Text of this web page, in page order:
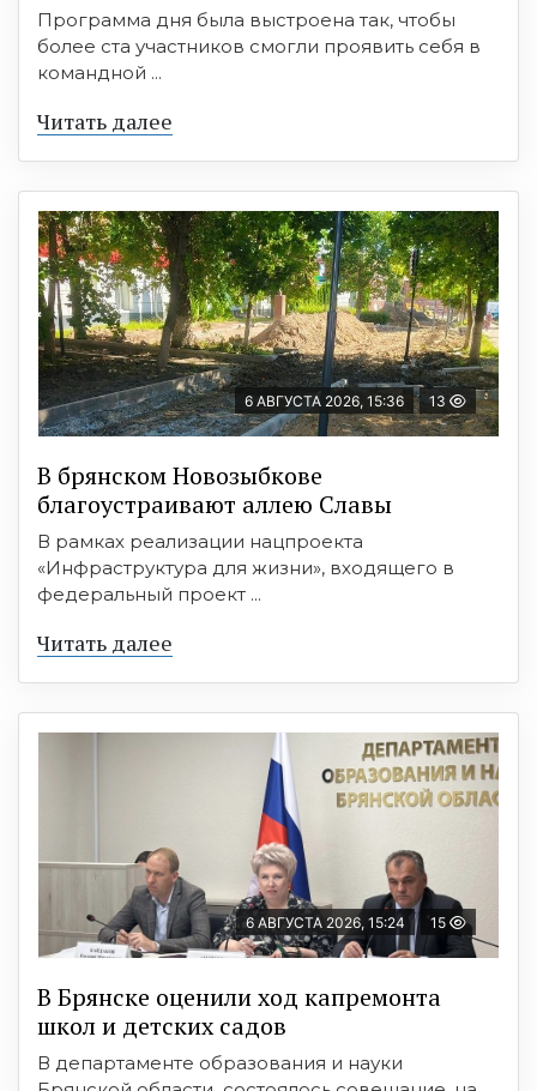
Программа дня была выстроена так, чтобы
более ста участников смогли проявить себя в
командной ...
Читать далее
6 АВГУСТА 2026, 15:36 13
В брянском Новозыбкове
благоустраивают аллею Славы
В рамках реализации нацпроекта
«Инфраструктура для жизни», входящего в
федеральный проект ...
Читать далее
6 АВГУСТА 2026, 15:24 15
В Брянске оценили ход капремонта
школ и детских садов
В департаменте образования и науки